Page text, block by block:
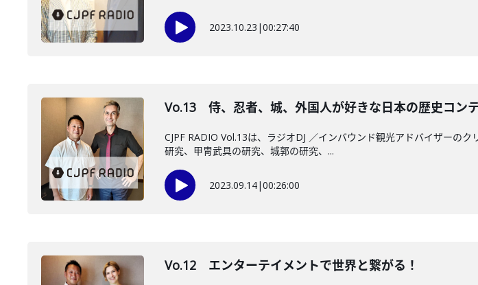
2023.10.23 |00:27:40
Vo.13 侍、忍者、城、外国人が好きな日本の歴史コン
CJPF RADIO Vol.13は、ラジオDJ ／インバウンド観光アドバイザーの
研究、甲冑武具の研究、城郭の研究、...
2023.09.14|00:26:00
Vo.12 エンターテイメントで世界と繋がる！